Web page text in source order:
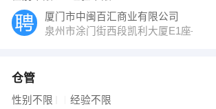
厦门市中闽百汇商业有限公司
泉州市涂门街西段凯利大厦E1座—3层
仓管
性别不限 经验不限